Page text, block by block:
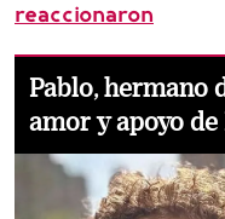
reaccionaron
Pablo, hermano
amor y apoyo de